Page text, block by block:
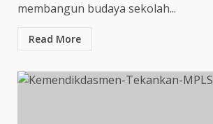
membangun budaya sekolah...
Read More